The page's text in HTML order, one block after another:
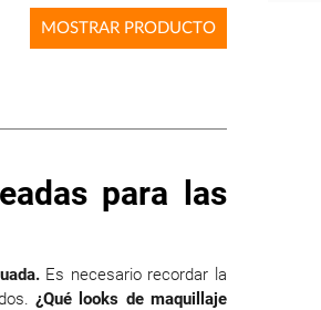
MOSTRAR PRODUCTO
para las
Es necesario recordar la
¿Qué looks de maquillaje